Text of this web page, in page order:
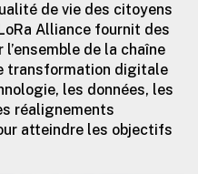
de vie des citoyens
Alliance fournit des
de la chaîne
transformation digitale
les données, les
réalignements
atteindre les objectifs